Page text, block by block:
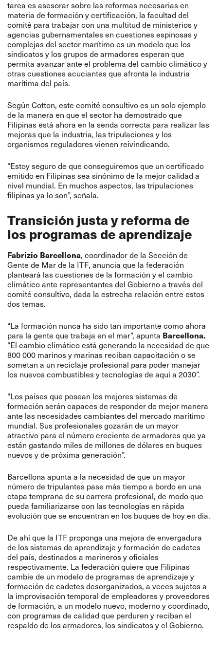
tarea es asesorar sobre las reformas necesarias en
materia de formación y certificación, la facultad del
comité para trabajar con una multitud de ministerios y
agencias gubernamentales en cuestiones espinosas y
complejas del sector marítimo es un modelo que los
sindicatos y los grupos de armadores esperan que
permita avanzar ante el problema del cambio climático y
otras cuestiones acuciantes que afronta la industria
marítima del país.
Según Cotton, este comité consultivo es un solo ejemplo
de la manera en que el sector ha demostrado que
Filipinas está ahora en la senda correcta para realizar las
mejoras que la industria, las tripulaciones y los
organismos reguladores vienen reivindicando.
“Estoy seguro de que conseguiremos que un certificado
emitido en Filipinas sea sinónimo de la mejor calidad a
nivel mundial. En muchos aspectos, las tripulaciones
filipinas ya lo son”, señala.
Transición justa y reforma de
los programas de aprendizaje
Fabrizio Barcellona, coordinador de la Sección de
Gente de Mar de la ITF, anuncia que la federación
planteará las cuestiones de la formación y el cambio
climático ante representantes del Gobierno a través del
comité consultivo, dada la estrecha relación entre estos
dos temas.
“La formación nunca ha sido tan importante como ahora
para la gente que trabaja en el mar”, apunta Barcellona.
“El cambio climático está generando la necesidad de que
800 000 marinos y marinas reciban capacitación o se
sometan a un reciclaje profesional para poder manejar
los nuevos combustibles y tecnologías de aquí a 2030”.
“Los países que posean los mejores sistemas de
formación serán capaces de responder de mejor manera
ante las necesidades cambiantes del mercado marítimo
mundial. Sus profesionales gozarán de un mayor
atractivo para el número creciente de armadores que ya
están gastando miles de millones de dólares en buques
nuevos y de próxima generación”.
Barcellona apunta a la necesidad de que un mayor
número de tripulantes pase más tiempo a bordo en una
etapa temprana de su carrera profesional, de modo que
pueda familiarizarse con las tecnologías en rápida
evolución que se encuentran en los buques de hoy en día.
De ahí que la ITF proponga una mejora de envergadura
de los sistemas de aprendizaje y formación de cadetes
del país, destinados a marineros y oficiales
respectivamente. La federación quiere que Filipinas
cambie de un modelo de programas de aprendizaje y
formación de cadetes desorganizados, a veces sujetos a
la improvisación temporal de empleadores y proveedores
de formación, a un modelo nuevo, moderno y coordinado,
con programas de calidad que perduren y reciban el
respaldo de los armadores, los sindicatos y el Gobierno.